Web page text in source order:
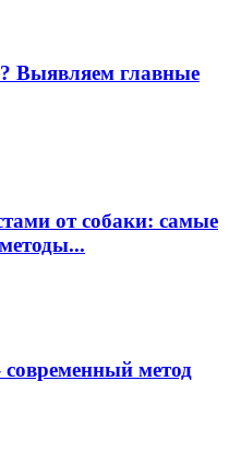
Выявляем главные
от собаки: самые
метод